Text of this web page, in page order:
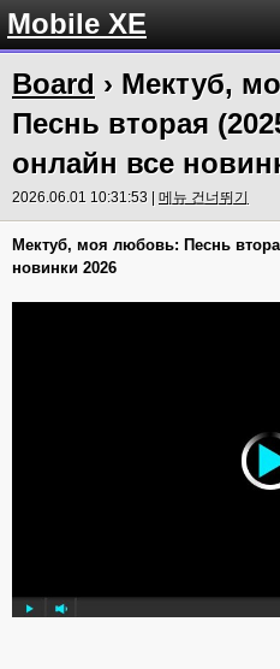
Mobile XE
Board › Мектуб,
Песнь вторая
онлайн все
2026.06.01 10:31:53 | 메뉴 건너뛰기
Мектуб, моя любовь: Песнь
новинки 2026